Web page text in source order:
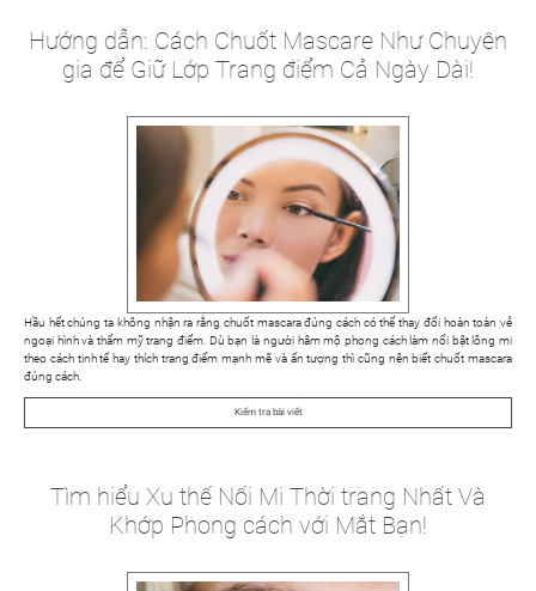
Hướng dẫn: Cách Chuốt Mascare Như Chuyên
gia để Giữ Lớp Trang điểm Cả Ngày Dài!
Hầu hết chúng ta không nhận ra rằng chuốt mascara đúng cách có thể thay đổi hoàn toàn vẻ
ngoại hình và thẩm mỹ trang điểm. Dù bạn là người hâm mộ phong cách làm nổi bật lông mi
theo cách tinh tế hay thích trang điểm mạnh mẽ và ấn tượng thì cũng nên biết chuốt mascara
đúng cách.
Kiểm tra bài viết
Tìm hiểu Xu thế Nối Mi Thời trang Nhất Và
Khớp Phong cách với Mắt Bạn!